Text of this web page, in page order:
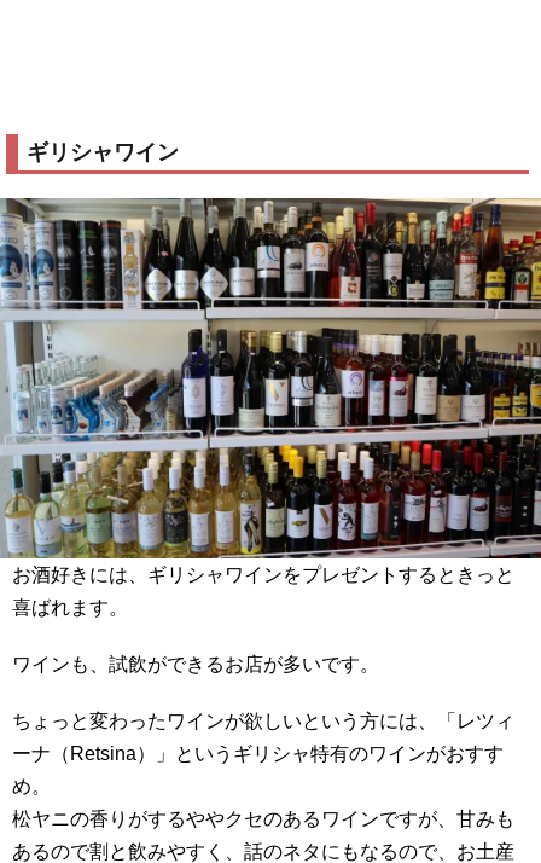
ギリシャワイン
お酒好きには、ギリシャワインをプレゼントするときっと
喜ばれます。
ワインも、試飲ができるお店が多いです。
ちょっと変わったワインが欲しいという方には、「レツィ
ーナ（Retsina）」というギリシャ特有のワインがおすす
め。
松ヤニの香りがするややクセのあるワインですが、甘みも
あるので割と飲みやすく、話のネタにもなるので、お土産